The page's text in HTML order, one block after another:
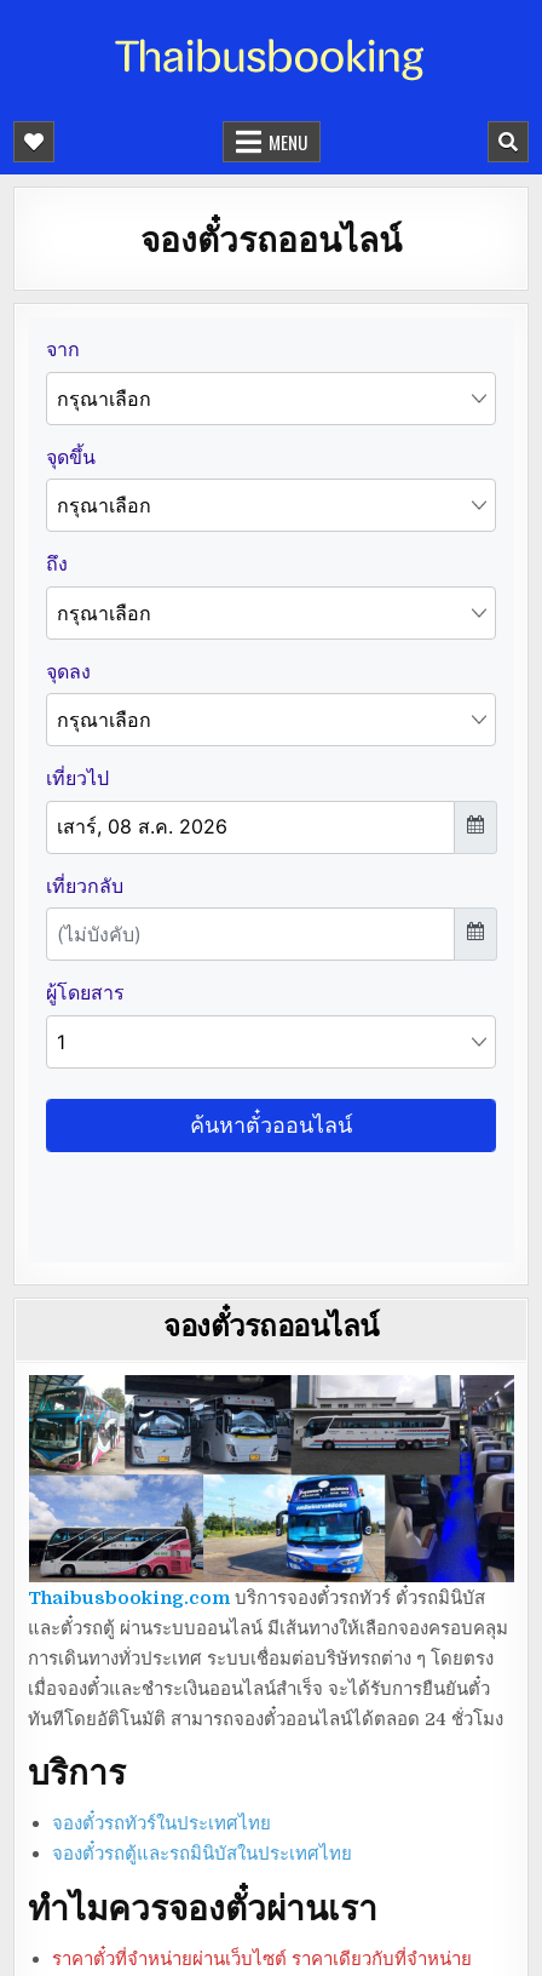
จองตั๋วรถออนไลน์ 24 ชั่วโมง
MENU
จองตั๋วรถออนไลน์
จองตั๋วรถออนไลน์
Thaibusbooking.com บริการจองตั๋วรถทัวร์ ตั๋วรถมินิบัส
และตั๋วรถตู้ ผ่านระบบออนไลน์ มีเส้นทางให้เลือกจองครอบคลุม
การเดินทางทั่วประเทศ ระบบเชื่อมต่อบริษัทรถต่าง ๆ โดยตรง
เมื่อจองตั๋วและชำระเงินออนไลน์สำเร็จ จะได้รับการยืนยันตั๋ว
ทันทีโดยอัติโนมัติ สามารถจองตั๋วออนไลน์ได้ตลอด 24 ชั่วโมง
บริการ
จองตั๋วรถทัวร์ในประเทศไทย
จองตั๋วรถตู้และรถมินิบัสในประเทศไทย
ทำไมควรจองตั๋วผ่านเรา
ราคาตั๋วที่จำหน่ายผ่านเว็บไซต์ ราคาเดียวกับที่จำหน่าย